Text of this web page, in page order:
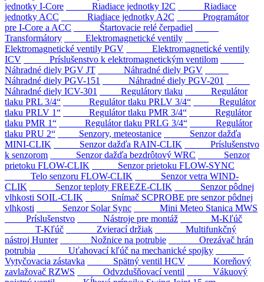
jednotky I-Core
Riadiace jednotky I2C
Riadiace
jednotky ACC
Riadiace jednotky A2C
Programátor
pre I-Core a ACC
Štartovacie relé čerpadiel
Transformátory
Elektromagnetické ventily
Elektromagnetické ventily PGV
Elektromagnetické ventily
ICV
Príslušenstvo k elektromagnetickým ventilom
Náhradné diely PGV JT
Náhradné diely PGV
Náhradné diely PGV-151
Náhradné diely PGV-201
Náhradné diely ICV-301
Regulátory tlaku
Regulátor
tlaku PRL 3/4“
Regulátor tlaku PRLV 3/4“
Regulátor
tlaku PRLV 1“
Regulátor tlaku PMR 3/4“
Regulátor
tlaku PMR 1“
Regulátor tlaku PRLG 3/4“
Regulátor
tlaku PRU 2“
Senzory, meteostanice
Senzor dažďa
MINI-CLIK
Senzor dažďa RAIN-CLIK
Príslušenstvo
k senzorom
Senzor dažďa bezdrôtový WRC
Senzor
prietoku FLOW-CLIK
Senzor prietoku FLOW-SYNC
Telo senzoru FLOW-CLIK
Senzor vetra WIND-
CLIK
Senzor teploty FREEZE-CLIK
Senzor pôdnej
vlhkosti SOIL-CLIK
Snímač SCPROBE pre senzor pôdnej
vlhkosti
Senzor Solar Sync
Mini Meteo Stanica MWS
Príslušenstvo
Nástroje pre montáž
M-Kľúč
T-Kľúč
Zvierací držiak
Multifunkčný
nástroj Hunter
Nožnice na potrubie
Orezávač hrán
potrubia
Uťahovací kľúč na mechanické spojky
Vytyčovacia zástavka
Spätný ventil HCV
Koreňový
zavlažovač RZWS
Odvzdušňovací ventil
Vákuový